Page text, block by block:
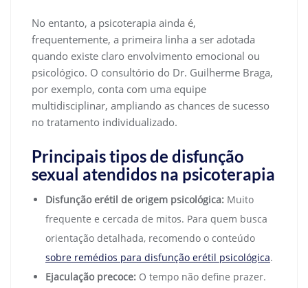
No entanto, a psicoterapia ainda é,
frequentemente, a primeira linha a ser adotada
quando existe claro envolvimento emocional ou
psicológico. O consultório do Dr. Guilherme Braga,
por exemplo, conta com uma equipe
multidisciplinar, ampliando as chances de sucesso
no tratamento individualizado.
Principais tipos de disfunção
sexual atendidos na psicoterapia
Disfunção erétil de origem psicológica: Muito
frequente e cercada de mitos. Para quem busca
orientação detalhada, recomendo o conteúdo
sobre remédios para disfunção erétil psicológica.
Ejaculação precoce: O tempo não define prazer.